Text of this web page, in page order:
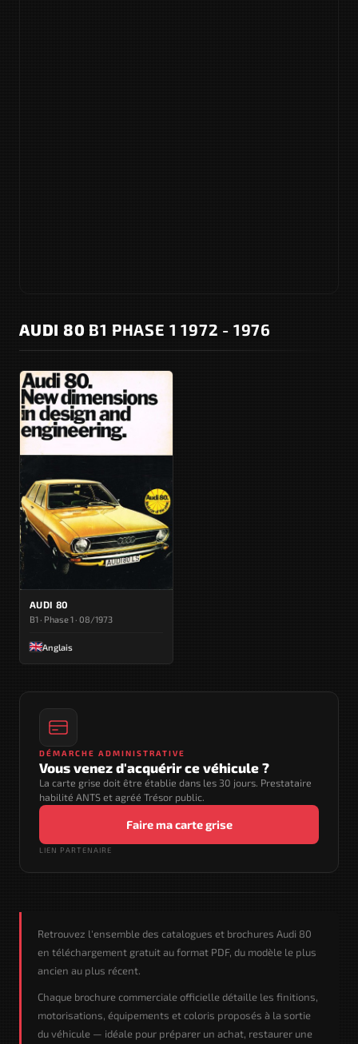
AUDI 80 B1 PHASE 1 1972 - 1976
AUDI 80
B1 · Phase 1 · 08/1973
Anglais
DÉMARCHE ADMINISTRATIVE
Vous venez d'acquérir ce véhicule ?
La carte grise doit être établie dans les 30 jours. Prestataire
habilité ANTS et agréé Trésor public.
Faire ma carte grise
LIEN PARTENAIRE
Retrouvez l'ensemble des catalogues et brochures Audi 80
en téléchargement gratuit au format PDF, du modèle le plus
ancien au plus récent.
Chaque brochure commerciale officielle détaille les finitions,
motorisations, équipements et coloris proposés à la sortie
du véhicule — idéale pour préparer un achat, restaurer une